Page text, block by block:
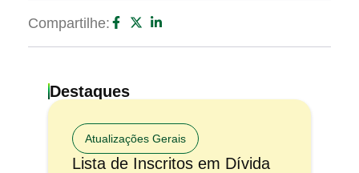
Compartilhe:
Destaques
Atualizações Gerais
Lista de Inscritos em Dívida